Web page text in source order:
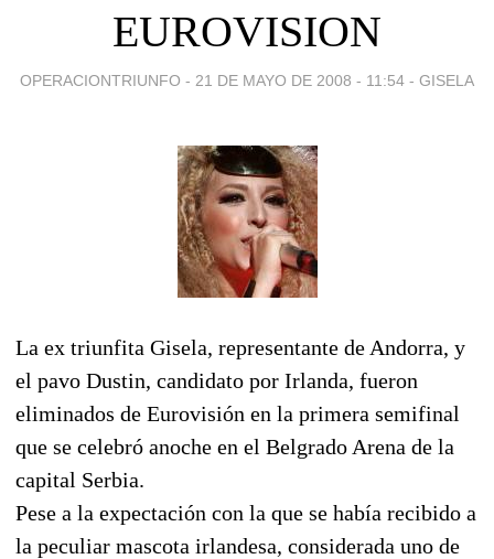
EUROVISION
OPERACIONTRIUNFO - 21 DE MAYO DE 2008 - 11:54 - GISELA
La ex triunfita Gisela, representante de Andorra, y
el pavo Dustin, candidato por Irlanda, fueron
eliminados de Eurovisión en la primera semifinal
que se celebró anoche en el Belgrado Arena de la
capital Serbia.
Pese a la expectación con la que se había recibido a
la peculiar mascota irlandesa, considerada uno de